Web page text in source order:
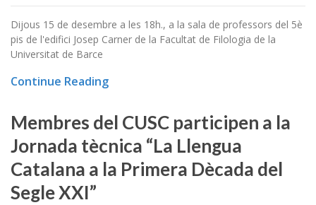
Dijous 15 de desembre a les 18h., a la sala de professors del 5è
pis de l'edifici Josep Carner de la Facultat de Filologia de la
Universitat de Barce
Continue Reading
Membres del CUSC participen a la
Jornada tècnica “La Llengua
Catalana a la Primera Dècada del
Segle XXI”